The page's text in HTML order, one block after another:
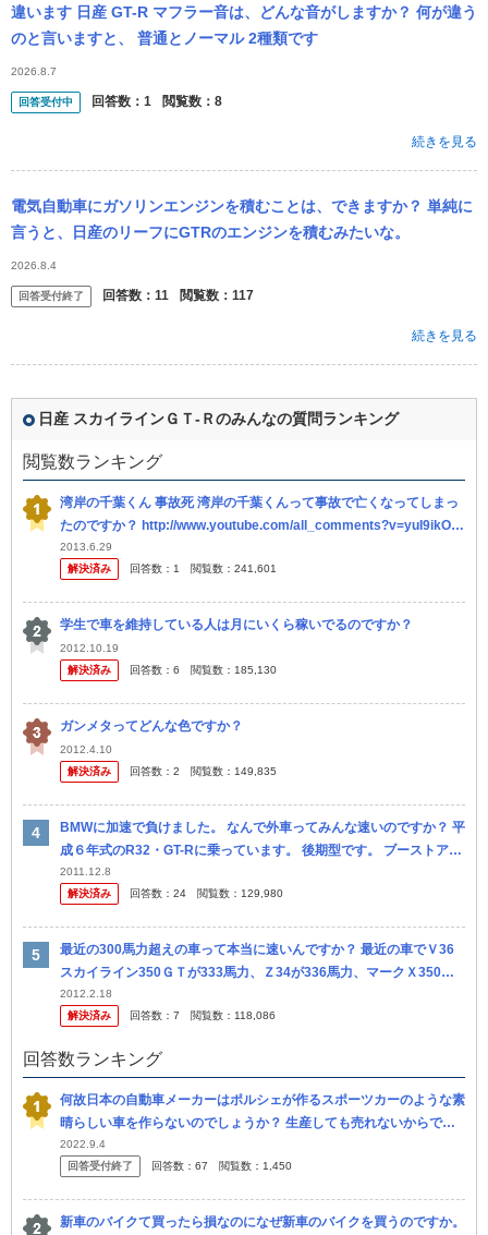
違います 日産 GT-R マフラー音は、どんな音がしますか？ 何が違う
のと言いますと、 普通とノーマル 2種類です
2026.8.7
回答受付中 回答数： 1 閲覧数： 8
続きを見る
電気自動車にガソリンエンジンを積むことは、できますか？ 単純に
言うと、日産のリーフにGTRのエンジンを積むみたいな。
2026.8.4
回答受付終了 回答数： 11 閲覧数： 117
続きを見る
日産 スカイラインＧＴ‐Ｒのみんなの質問ランキング
閲覧数ランキング
湾岸の千葉くん 事故死 湾岸の千葉くんって事故で亡くなってしまっ
たのですか？ http://www.youtube.com/all_comments?v=yuI9ikO5
m60 最近、見ない...
2013.6.29
解決済み
回答数： 1 閲覧数： 241,601
学生で車を維持している人は月にいくら稼いでるのですか？
2012.10.19
解決済み
回答数： 6 閲覧数： 185,130
ガンメタってどんな色ですか？
2012.4.10
解決済み
回答数： 2 閲覧数： 149,835
BMWに加速で負けました。 なんで外車ってみんな速いのですか？ 平
成６年式のR32・GT-Rに乗っています。 後期型です。 ブーストアッ
プにエンジンをOHして強化パーツを組み込んで、強化クラッチ...
2011.12.8
解決済み
回答数： 24 閲覧数： 129,980
最近の300馬力超えの車って本当に速いんですか？ 最近の車でＶ36
スカイライン350ＧＴが333馬力、Ｚ34が336馬力、マークＸ350Ｇ
が318馬力などとなっていますが、知人のそれらの車を借り...
2012.2.18
解決済み
回答数： 7 閲覧数： 118,086
回答数ランキング
何故日本の自動車メーカーはポルシェが作るスポーツカーのような素
晴らしい車を作らないのでしょうか？ 生産しても売れないからでし
ょうか？ 私自身大変お恥ずかしながらポルシェには乗ったことない
ですが、...
2022.9.4
回答受付終了
回答数： 67 閲覧数： 1,450
新車のバイクて買ったら損なのになぜ新車のバイクを買うのですか。